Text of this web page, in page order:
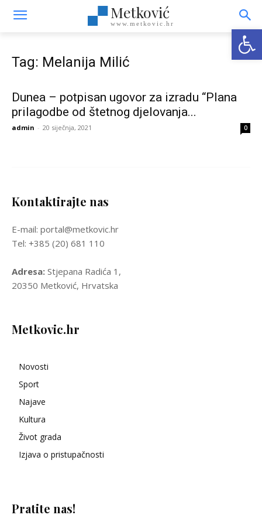
Metković
www.metkovic.hr
Tag: Melanija Milić
Dunea – potpisan ugovor za izradu “Plana
prilagodbe od štetnog djelovanja...
admin - 20 siječnja, 2021 0
Kontaktirajte nas
E-mail: portal@metkovic.hr
Tel: +385 (20) 681 110
Adresa: Stjepana Radića 1,
20350 Metković, Hrvatska
Metkovic.hr
Novosti
Sport
Najave
Kultura
Život grada
Izjava o pristupačnosti
Pratite nas!